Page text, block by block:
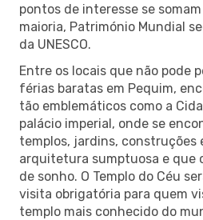
pontos de interesse se
maioria, Património Mundial
da UNESCO.
Entre os locais que não pode
férias baratas em Pequim,
tão emblemáticos como a
palácio imperial, onde se
templos, jardins, construções
arquitetura sumptuosa e que
de sonho. O Templo do Céu
visita obrigatória para quem
templo mais conhecido do